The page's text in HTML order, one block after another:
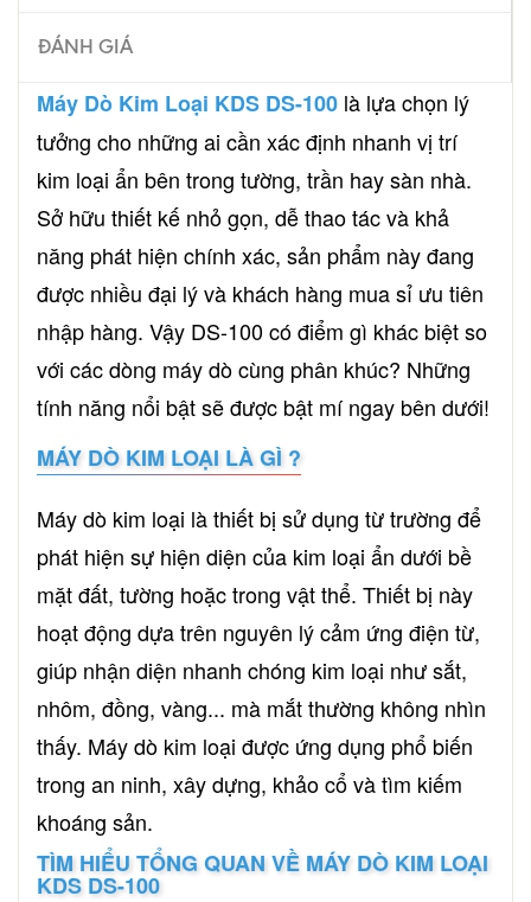
ĐÁNH GIÁ
Máy Dò Kim Loại KDS DS-100 là lựa chọn lý
tưởng cho những ai cần xác định nhanh vị trí
kim loại ẩn bên trong tường, trần hay sàn nhà.
Sở hữu thiết kế nhỏ gọn, dễ thao tác và khả
năng phát hiện chính xác, sản phẩm này đang
được nhiều đại lý và khách hàng mua sỉ ưu tiên
nhập hàng. Vậy DS-100 có điểm gì khác biệt so
với các dòng máy dò cùng phân khúc? Những
tính năng nổi bật sẽ được bật mí ngay bên dưới!
MÁY DÒ KIM LOẠI LÀ GÌ ?
Máy dò kim loại là thiết bị sử dụng từ trường để
phát hiện sự hiện diện của kim loại ẩn dưới bề
mặt đất, tường hoặc trong vật thể. Thiết bị này
hoạt động dựa trên nguyên lý cảm ứng điện từ,
giúp nhận diện nhanh chóng kim loại như sắt,
nhôm, đồng, vàng... mà mắt thường không nhìn
thấy. Máy dò kim loại được ứng dụng phổ biến
trong an ninh, xây dựng, khảo cổ và tìm kiếm
khoáng sản.
TÌM HIỂU TỔNG QUAN VỀ MÁY DÒ KIM LOẠI
KDS DS-100